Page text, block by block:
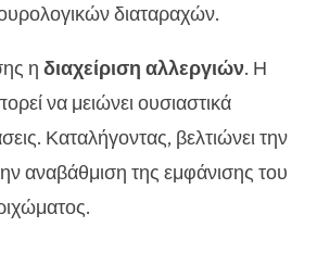
διαταραχών.
η διαχείριση αλλεργιών. Η
να μειώνει ουσιαστικά
Καταλήγοντας, βελτιώνει την
αναβάθμιση της εμφάνισης του